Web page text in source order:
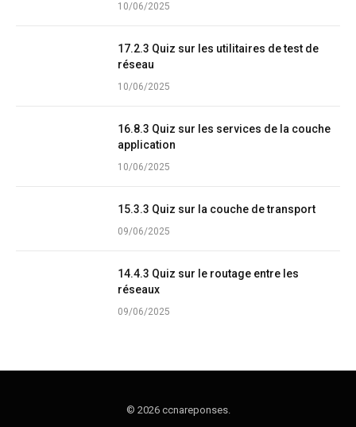
10/06/2025
17.2.3 Quiz sur les utilitaires de test de
réseau
10/06/2025
16.8.3 Quiz sur les services de la couche
application
10/06/2025
15.3.3 Quiz sur la couche de transport
09/06/2025
14.4.3 Quiz sur le routage entre les
réseaux
09/06/2025
© 2026 ccnareponses.